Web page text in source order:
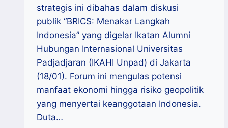
strategis ini dibahas dalam diskusi
publik “BRICS: Menakar Langkah
Indonesia” yang digelar Ikatan Alumni
Hubungan Internasional Universitas
Padjadjaran (IKAHI Unpad) di Jakarta
(18/01). Forum ini mengulas potensi
manfaat ekonomi hingga risiko geopolitik
yang menyertai keanggotaan Indonesia.
Duta…